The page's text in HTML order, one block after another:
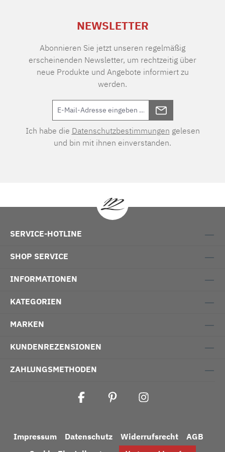
NEWSLETTER
Abonnieren Sie jetzt unseren regelmäßig
erscheinenden Newsletter, um rechtzeitig über
neue Produkte und Angebote informiert zu
werden.
Ich habe die Datenschutzbestimmungen gelesen
und bin mit ihnen einverstanden.
SERVICE-HOTLINE
SHOP SERVICE
INFORMATIONEN
KATEGORIEN
MARKEN
KUNDENREZENSIONEN
ZAHLUNGSMETHODEN
Impressum Datenschutz Widerrufsrecht
AGB